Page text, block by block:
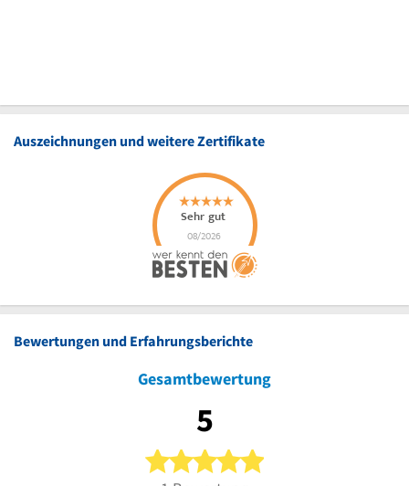
Auszeichnungen und weitere Zertifikate
Bewertungen und Erfahrungsberichte
Gesamtbewertung
5
5 von 5 Sternen